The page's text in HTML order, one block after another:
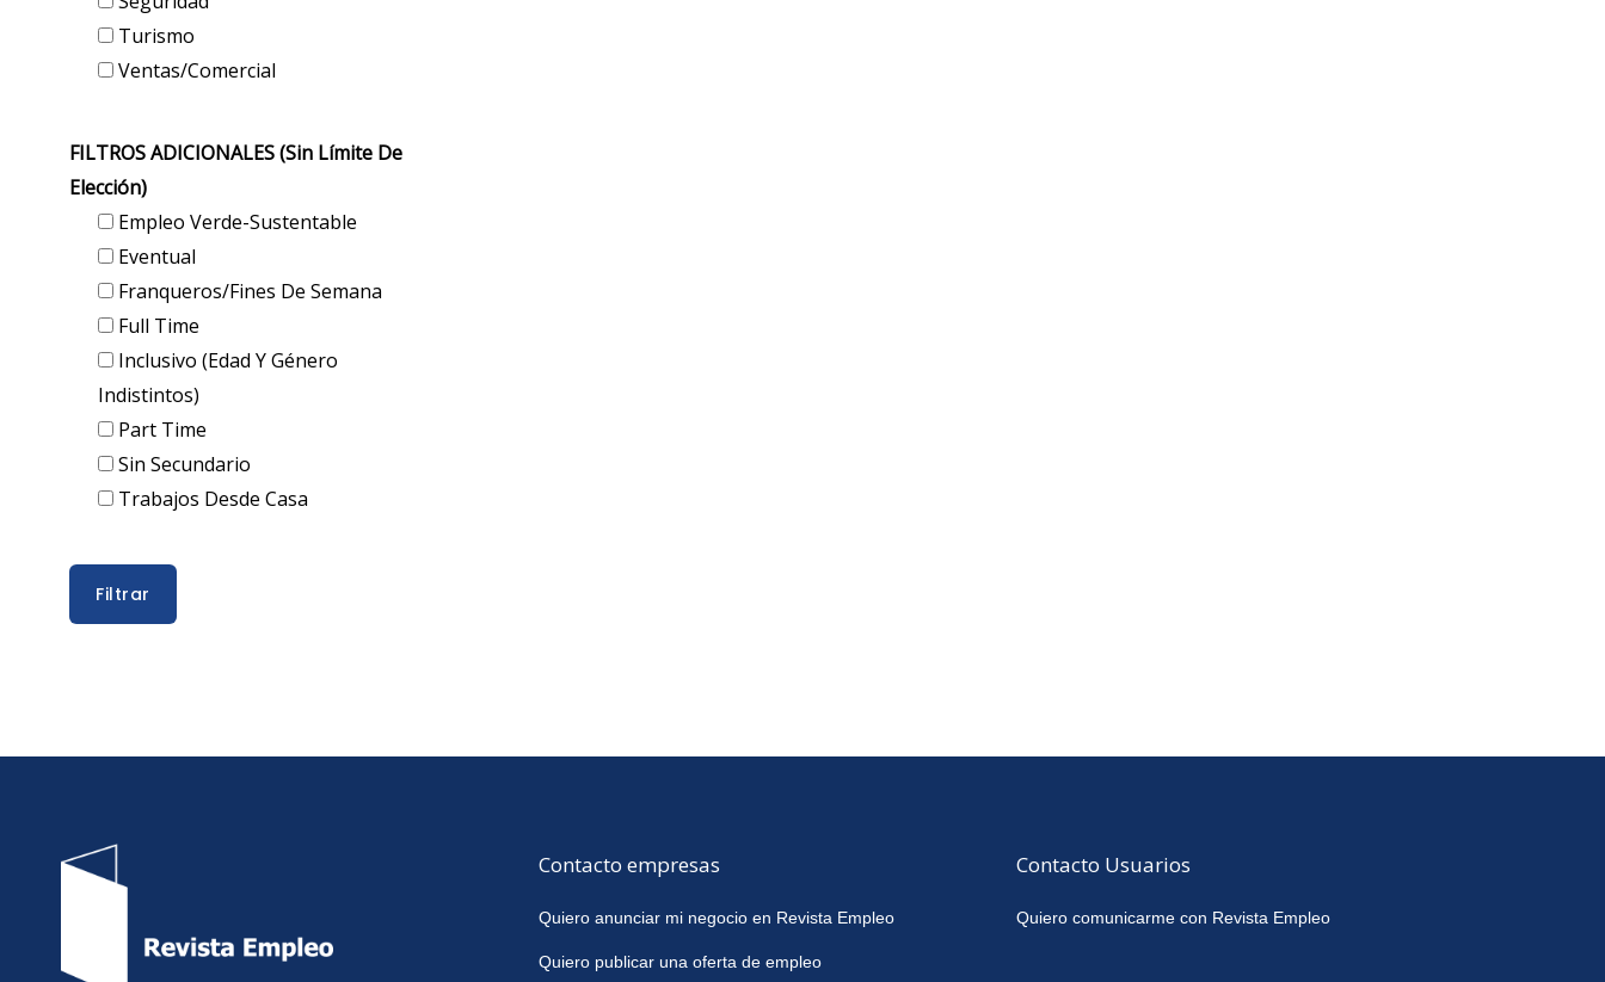
Turismo
Ventas/Comercial
FILTROS ADICIONALES (sin Límite De
Elección)
Empleo Verde-Sustentable
Eventual
Franqueros/Fines De Semana
Full Time
Inclusivo (edad Y Género
Indistintos)
Part Time
Sin Secundario
Trabajos Desde Casa
Contacto empresas
Quiero anunciar mi negocio en Revista Empleo
Quiero publicar una oferta de empleo
Contacto Usuarios
Quiero comunicarme con Revista Empleo